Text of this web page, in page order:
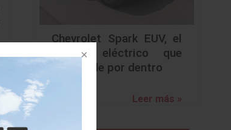
Chevrolet Spark EUV, el
urbano eléctrico que
sorprende por dentro
Leer más »